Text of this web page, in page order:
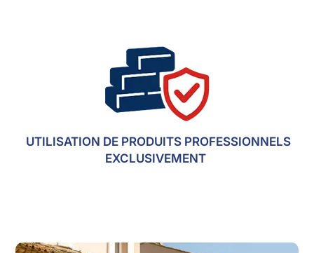
UTILISATION DE PRODUITS PROFESSIONNELS
EXCLUSIVEMENT